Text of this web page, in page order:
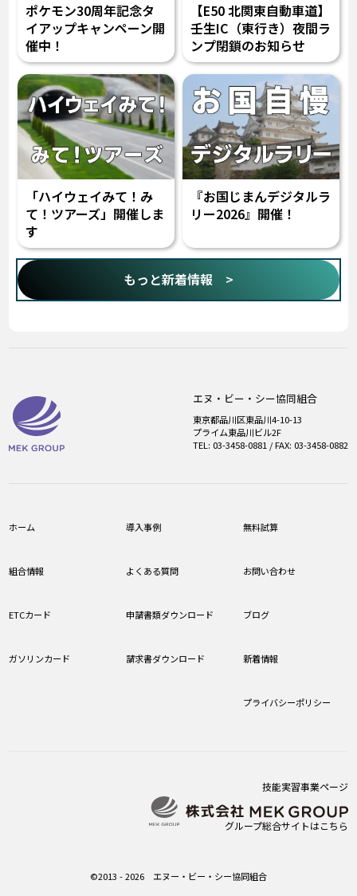
ポケモン30周年記念タ
イアップキャンペーン開
催中！
【E50 北関東自動車道】
壬生IC（東行き）夜間ラ
ンプ閉鎖のお知らせ
「ハイウェイみて！み
て！ツアーズ」開催しま
す
『お国じまんデジタルラ
リー2026』開催！
もっと新着情報 >
ホーム
組合情報
ETCカード
ガソリンカード
導入事例
よくある質問
申請書類ダウンロード
請求書ダウンロード
無料試算
お問い合わせ
ブログ
新着情報
プライバシーポリシー
エヌ・ビー・シー協同組合
東京都品川区東品川4-10-13
プライム東品川ビル2F
TEL: 03-3458-0881 / FAX: 03-3458-0882
技能実習事業ページ
グループ総合サイトはこちら
©2013 - 2026 エヌー・ビー・シー協同組合